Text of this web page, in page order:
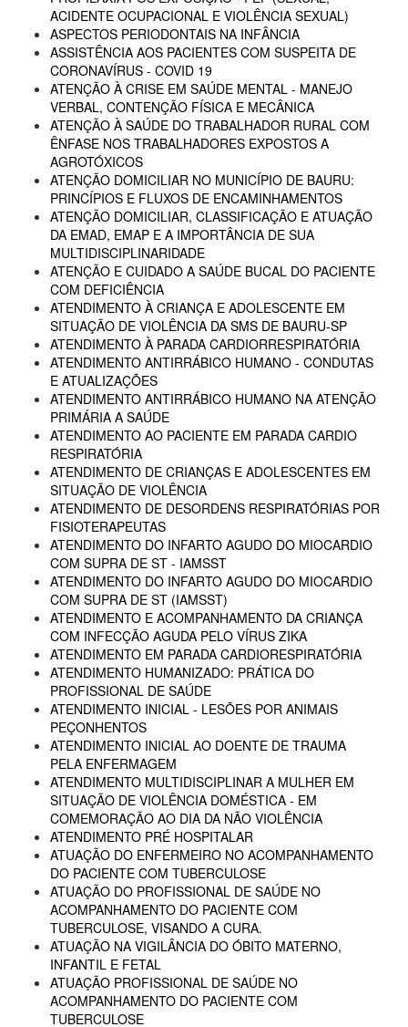
ACIDENTE OCUPACIONAL E VIOLÊNCIA SEXUAL)
ASPECTOS PERIODONTAIS NA INFÂNCIA
ASSISTÊNCIA AOS PACIENTES COM SUSPEITA DE
CORONAVÍRUS - COVID 19
ATENÇÃO À CRISE EM SAÚDE MENTAL - MANEJO
VERBAL, CONTENÇÃO FÍSICA E MECÂNICA
ATENÇÃO À SAÚDE DO TRABALHADOR RURAL COM
ÊNFASE NOS TRABALHADORES EXPOSTOS A
AGROTÓXICOS
ATENÇÃO DOMICILIAR NO MUNICÍPIO DE BAURU:
PRINCÍPIOS E FLUXOS DE ENCAMINHAMENTOS
ATENÇÃO DOMICILIAR, CLASSIFICAÇÃO E ATUAÇÃO
DA EMAD, EMAP E A IMPORTÂNCIA DE SUA
MULTIDISCIPLINARIDADE
ATENÇÃO E CUIDADO A SAÚDE BUCAL DO PACIENTE
COM DEFICIÊNCIA
ATENDIMENTO À CRIANÇA E ADOLESCENTE EM
SITUAÇÃO DE VIOLÊNCIA DA SMS DE BAURU-SP
ATENDIMENTO À PARADA CARDIORRESPIRATÓRIA
ATENDIMENTO ANTIRRÁBICO HUMANO - CONDUTAS
E ATUALIZAÇÕES
ATENDIMENTO ANTIRRÁBICO HUMANO NA ATENÇÃO
PRIMÁRIA A SAÚDE
ATENDIMENTO AO PACIENTE EM PARADA CARDIO
RESPIRATÓRIA
ATENDIMENTO DE CRIANÇAS E ADOLESCENTES EM
SITUAÇÃO DE VIOLÊNCIA
ATENDIMENTO DE DESORDENS RESPIRATÓRIAS POR
FISIOTERAPEUTAS
ATENDIMENTO DO INFARTO AGUDO DO MIOCARDIO
COM SUPRA DE ST - IAMSST
ATENDIMENTO DO INFARTO AGUDO DO MIOCARDIO
COM SUPRA DE ST (IAMSST)
ATENDIMENTO E ACOMPANHAMENTO DA CRIANÇA
COM INFECÇÃO AGUDA PELO VÍRUS ZIKA
ATENDIMENTO EM PARADA CARDIORESPIRATÓRIA
ATENDIMENTO HUMANIZADO: PRÁTICA DO
PROFISSIONAL DE SAÚDE
ATENDIMENTO INICIAL - LESÕES POR ANIMAIS
PEÇONHENTOS
ATENDIMENTO INICIAL AO DOENTE DE TRAUMA
PELA ENFERMAGEM
ATENDIMENTO MULTIDISCIPLINAR A MULHER EM
SITUAÇÃO DE VIOLÊNCIA DOMÉSTICA - EM
COMEMORAÇÃO AO DIA DA NÃO VIOLÊNCIA
ATENDIMENTO PRÉ HOSPITALAR
ATUAÇÃO DO ENFERMEIRO NO ACOMPANHAMENTO
DO PACIENTE COM TUBERCULOSE
ATUAÇÃO DO PROFISSIONAL DE SAÚDE NO
ACOMPANHAMENTO DO PACIENTE COM
TUBERCULOSE, VISANDO A CURA.
ATUAÇÃO NA VIGILÂNCIA DO ÓBITO MATERNO,
INFANTIL E FETAL
ATUAÇÃO PROFISSIONAL DE SAÚDE NO
ACOMPANHAMENTO DO PACIENTE COM
TUBERCULOSE